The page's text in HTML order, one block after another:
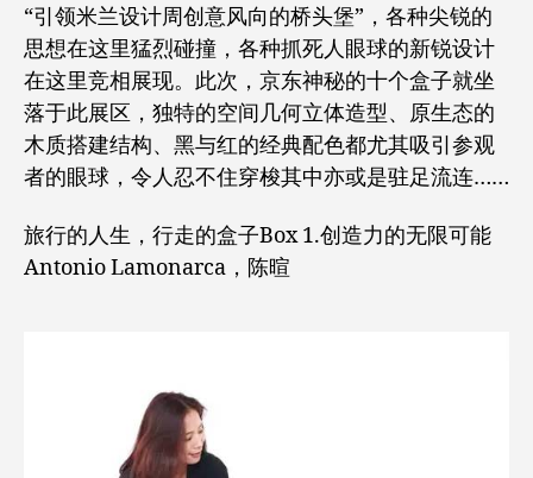
“引领米兰设计周创意风向的桥头堡”，各种尖锐的
思想在这里猛烈碰撞，各种抓死人眼球的新锐设计
在这里竞相展现。此次，京东神秘的十个盒子就坐
落于此展区，独特的空间几何立体造型、原生态的
木质搭建结构、黑与红的经典配色都尤其吸引参观
者的眼球，令人忍不住穿梭其中亦或是驻足流连……
旅行的人生，行走的盒子Box 1.创造力的无限可能
Antonio Lamonarca，陈暄